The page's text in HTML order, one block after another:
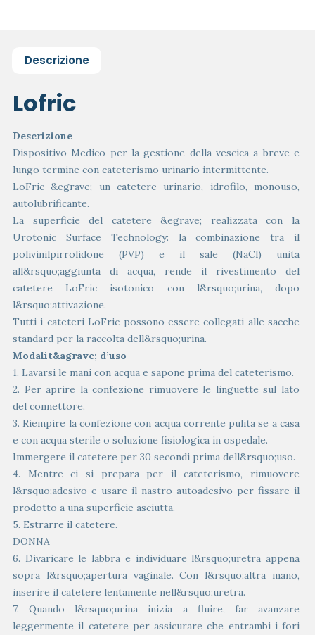
Descrizione
Lofric
Descrizione
Dispositivo Medico per la gestione della vescica a breve e
lungo termine con cateterismo urinario intermittente.
LoFric &egrave; un catetere urinario, idrofilo, monouso,
autolubrificante.
La superficie del catetere &egrave; realizzata con la
Urotonic Surface Technology: la combinazione tra il
polivinilpirrolidone (PVP) e il sale (NaCl) unita
all&rsquo;aggiunta di acqua, rende il rivestimento del
catetere LoFric isotonico con l&rsquo;urina, dopo
l&rsquo;attivazione.
Tutti i cateteri LoFric possono essere collegati alle sacche
standard per la raccolta dell&rsquo;urina.
Modalit&agrave; d’uso
1. Lavarsi le mani con acqua e sapone prima del cateterismo.
2. Per aprire la confezione rimuovere le linguette sul lato
del connettore.
3. Riempire la confezione con acqua corrente pulita se a casa
e con acqua sterile o soluzione fisiologica in ospedale.
Immergere il catetere per 30 secondi prima dell&rsquo;uso.
4. Mentre ci si prepara per il cateterismo, rimuovere
l&rsquo;adesivo e usare il nastro autoadesivo per fissare il
prodotto a una superficie asciutta.
5. Estrarre il catetere.
DONNA
6. Divaricare le labbra e individuare l&rsquo;uretra appena
sopra l&rsquo;apertura vaginale. Con l&rsquo;altra mano,
inserire il catetere lentamente nell&rsquo;uretra.
7. Quando l&rsquo;urina inizia a fluire, far avanzare
leggermente il catetere per assicurare che entrambi i fori